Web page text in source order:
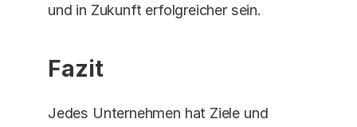
und in Zukunft erfolgreicher sein.
Fazit
Jedes Unternehmen hat Ziele und